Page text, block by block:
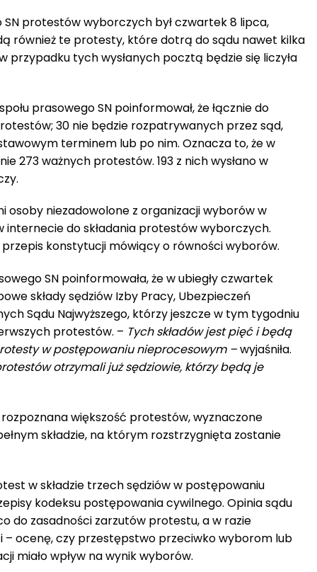
SN protestów wyborczych był czwartek 8 lipca,
również te protesty, które dotrą do sądu nawet kilka
przypadku tych wysłanych pocztą będzie się liczyła
prasowego SN poinformował, że łącznie do
30 nie będzie rozpatrywanych przez sąd,
terminem lub po nim. Oznacza to, że w
273 ważnych protestów. 193 z nich wysłano w
osoby niezadowolone z organizacji wyborów w
internecie do składania protestów wyborczych.
przepis konstytucji mówiący o równości wyborów.
SN poinformowała, że w ubiegły czwartek
składy sędziów Izby Pracy, Ubezpieczeń
Sądu Najwyższego, którzy jeszcze w tym tygodniu
protestów. – Tych składów jest pięć i będą
w postępowaniu nieprocesowym –wyjaśniła.
otrzymali już sędziowie, którzy będą je
rozpoznana większość protestów, wyznaczone
składzie, na którym rozstrzygnięta zostanie
w składzie trzech sędziów w postępowaniu
kodeksu postępowania cywilnego. Opinia sądu
do zasadności zarzutów protestu, a w razie
– ocenę, czy przestępstwo przeciwko wyborom lub
miało wpływ na wynik wyborów.